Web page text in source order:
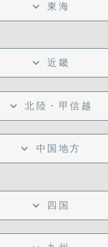
東海
近畿
北陸・甲信越
中国地方
四国